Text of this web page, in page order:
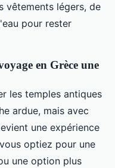
vêtements légers, de
pour rester
en Grèce une
les temples antiques
ardue, mais avec
une expérience
optiez pour une
une option plus